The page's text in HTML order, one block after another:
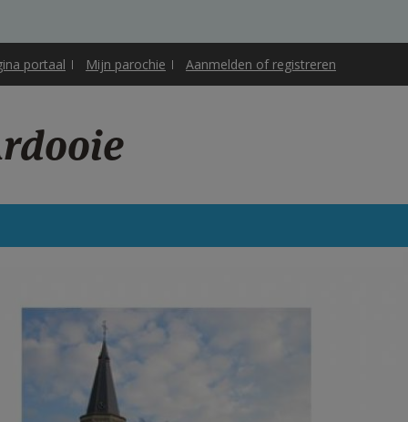
portaal Mijn parochie Aanmelden of registreren